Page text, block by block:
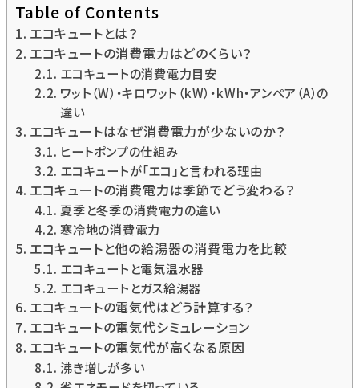
Table of Contents
エコキュートとは？
エコキュートの消費電力はどのくらい？
エコキュートの消費電力目安
ワット（W）・キロワット（kW）・kWh・アンペア（A）の
違い
エコキュートはなぜ消費電力が少ないのか？
ヒートポンプの仕組み
エコキュートが「エコ」と言われる理由
エコキュートの消費電力は季節でどう変わる？
夏季と冬季の消費電力の違い
寒冷地の消費電力
エコキュートと他の給湯器の消費電力を比較
エコキュートと電気温水器
エコキュートとガス給湯器
エコキュートの電気代はどう計算する？
エコキュートの電気代シミュレーション
エコキュートの電気代が高くなる原因
沸き増しが多い